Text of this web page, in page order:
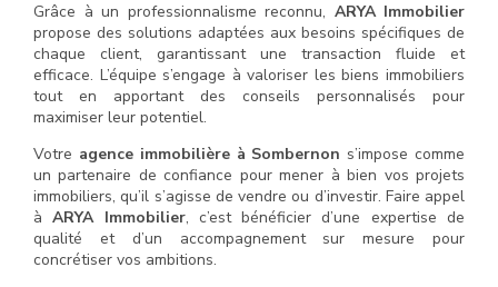
Grâce à un professionnalisme reconnu, ARYA Immobilier
propose des solutions adaptées aux besoins spécifiques de
chaque client, garantissant une transaction fluide et
efficace. L’équipe s’engage à valoriser les biens immobiliers
tout en apportant des conseils personnalisés pour
maximiser leur potentiel.
Votre agence immobilière à Sombernon s’impose comme
un partenaire de confiance pour mener à bien vos projets
immobiliers, qu’il s’agisse de vendre ou d’investir. Faire appel
àARYA Immobilier, c’est bénéficier d’une expertise de
qualité et d’un accompagnement sur mesure pour
concrétiser vos ambitions.